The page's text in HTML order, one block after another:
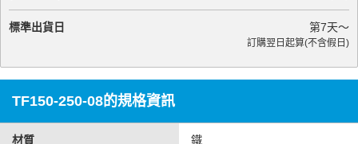
標準出貨日 第7天～
訂購翌日起算(不含假日)
TF150-250-08的規格資訊
材質 鐵